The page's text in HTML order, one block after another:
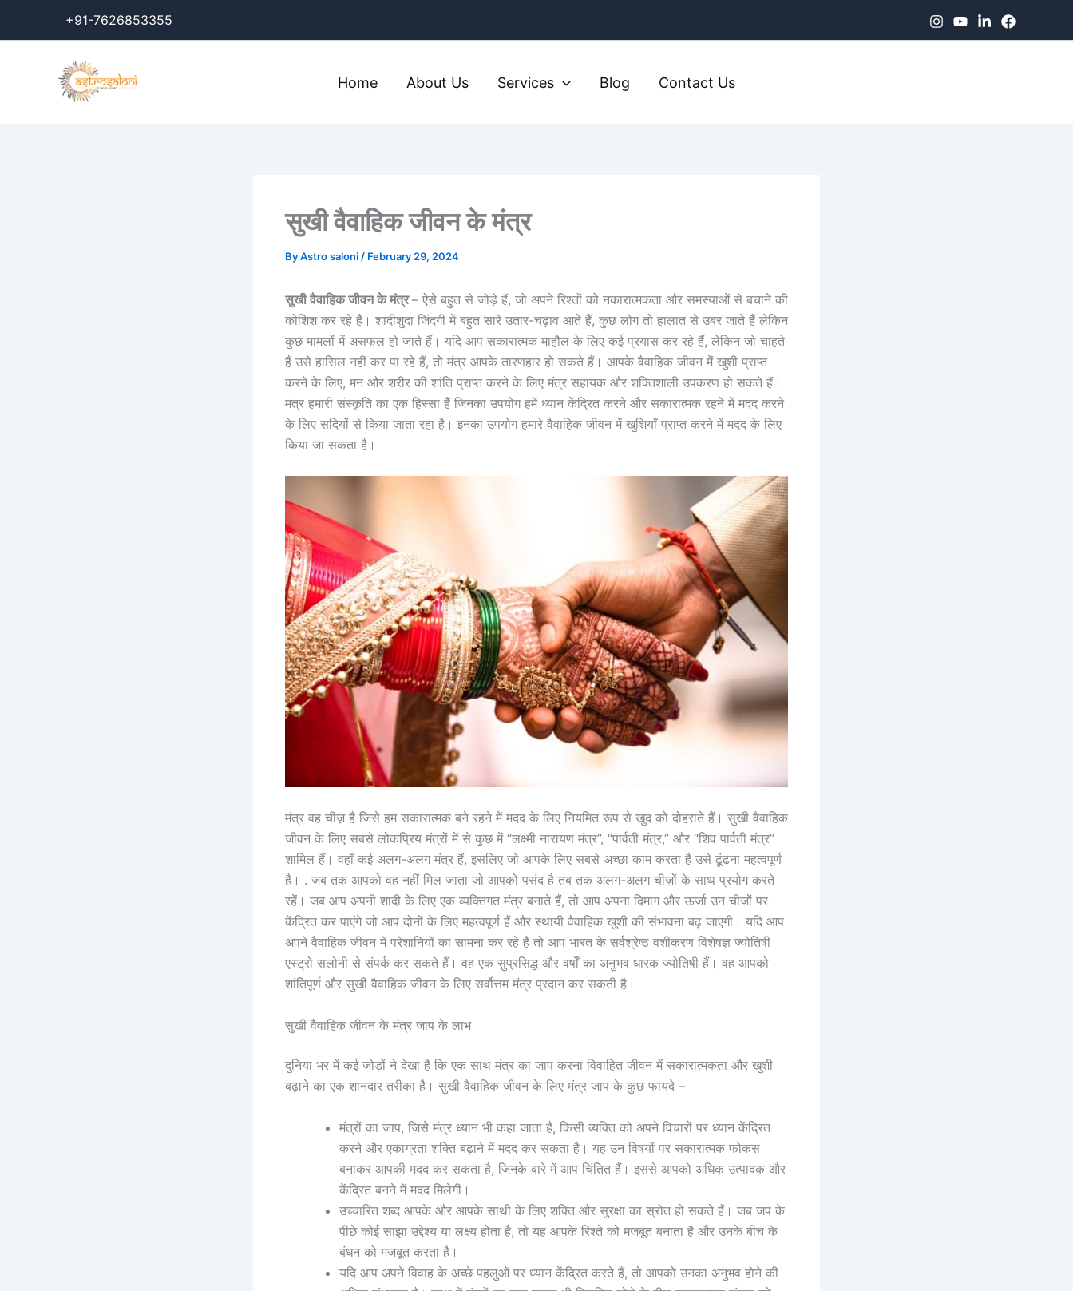
+91-7626853355
Home About Us Services Blog Contact Us
सुखी वैवाहिक जीवन के मंत्र
ByAstro saloni / February 29, 2024
सुखी वैवाहिक जीवन के मंत्र– ऐसे बहुत से जोड़े हैं, जो अपने रिश्तों को नकारात्मकता और समस्याओं से बचाने की
कोशिश कर रहे हैं। शादीशुदा जिंदगी में बहुत सारे उतार-चढ़ाव आते हैं, कुछ लोग तो हालात से उबर जाते हैं लेकिन
कुछ मामलों में असफल हो जाते हैं। यदि आप सकारात्मक माहौल के लिए कई प्रयास कर रहे हैं, लेकिन जो चाहते
हैं उसे हासिल नहीं कर पा रहे हैं, तो मंत्र आपके तारणहार हो सकते हैं। आपके वैवाहिक जीवन में खुशी प्राप्त
करने के लिए, मन और शरीर की शांति प्राप्त करने के लिए मंत्र सहायक और शक्तिशाली उपकरण हो सकते हैं।
मंत्र हमारी संस्कृति का एक हिस्सा हैं जिनका उपयोग हमें ध्यान केंद्रित करने और सकारात्मक रहने में मदद करने
के लिए सदियों से किया जाता रहा है। इनका उपयोग हमारे वैवाहिक जीवन में खुशियाँ प्राप्त करने में मदद के लिए
किया जा सकता है।
मंत्र वह चीज़ है जिसे हम सकारात्मक बने रहने में मदद के लिए नियमित रूप से खुद को दोहराते हैं। सुखी वैवाहिक
जीवन के लिए सबसे लोकप्रिय मंत्रों में से कुछ में “लक्ष्मी नारायण मंत्र”, “पार्वती मंत्र,” और “शिव पार्वती मंत्र”
शामिल हैं। वहाँ कई अलग-अलग मंत्र हैं, इसलिए जो आपके लिए सबसे अच्छा काम करता है उसे ढूंढना महत्वपूर्ण
है। . जब तक आपको वह नहीं मिल जाता जो आपको पसंद है तब तक अलग-अलग चीज़ों के साथ प्रयोग करते
रहें। जब आप अपनी शादी के लिए एक व्यक्तिगत मंत्र बनाते हैं, तो आप अपना दिमाग और ऊर्जा उन चीजों पर
केंद्रित कर पाएंगे जो आप दोनों के लिए महत्वपूर्ण हैं और स्थायी वैवाहिक खुशी की संभावना बढ़ जाएगी। यदि आप
अपने वैवाहिक जीवन में परेशानियों का सामना कर रहे हैं तो आप भारत के सर्वश्रेष्ठ वशीकरण विशेषज्ञ ज्योतिषी
एस्ट्रो सलोनी से संपर्क कर सकते हैं। वह एक सुप्रसिद्ध और वर्षों का अनुभव धारक ज्योतिषी हैं। वह आपको
शांतिपूर्ण और सुखी वैवाहिक जीवन के लिए सर्वोत्तम मंत्र प्रदान कर सकती है।
सुखी वैवाहिक जीवन के मंत्र जाप के लाभ
दुनिया भर में कई जोड़ों ने देखा है कि एक साथ मंत्र का जाप करना विवाहित जीवन में सकारात्मकता और खुशी
बढ़ाने का एक शानदार तरीका है। सुखी वैवाहिक जीवन के लिए मंत्र जाप के कुछ फायदे –
मंत्रों का जाप, जिसे मंत्र ध्यान भी कहा जाता है, किसी व्यक्ति को अपने विचारों पर ध्यान केंद्रित
करने और एकाग्रता शक्ति बढ़ाने में मदद कर सकता है। यह उन विषयों पर सकारात्मक फोकस
बनाकर आपकी मदद कर सकता है, जिनके बारे में आप चिंतित हैं। इससे आपको अधिक उत्पादक और
केंद्रित बनने में मदद मिलेगी।
उच्चारित शब्द आपके और आपके साथी के लिए शक्ति और सुरक्षा का स्रोत हो सकते हैं। जब जप के
पीछे कोई साझा उद्देश्य या लक्ष्य होता है, तो यह आपके रिश्ते को मजबूत बनाता है और उनके बीच के
बंधन को मजबूत करता है।
यदि आप अपने विवाह के अच्छे पहलुओं पर ध्यान केंद्रित करते हैं, तो आपको उनका अनुभव होने की